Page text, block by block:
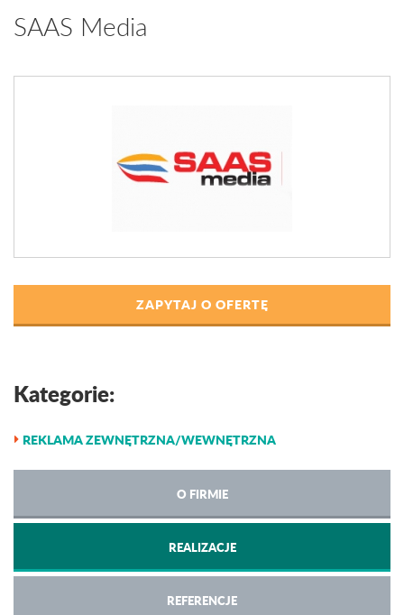
SAAS Media
ZAPYTAJ O OFERTĘ
Kategorie:
REKLAMA ZEWNĘTRZNA/WEWNĘTRZNA
O FIRMIE
REALIZACJE
REFERENCJE